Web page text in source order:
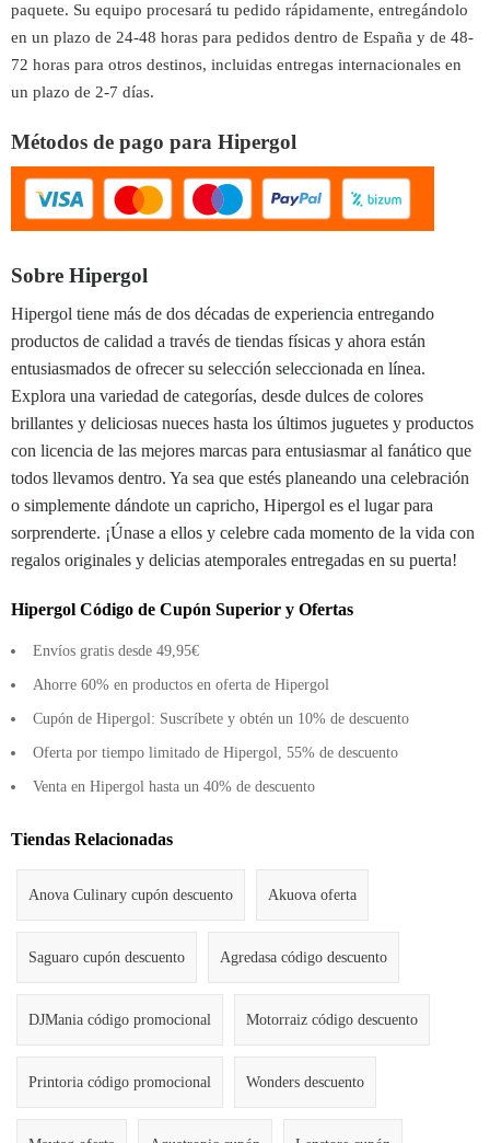
paquete. Su equipo procesará tu pedido rápidamente, entregándolo
en un plazo de 24-48 horas para pedidos dentro de España y de 48-
72 horas para otros destinos, incluidas entregas internacionales en
un plazo de 2-7 días.
Métodos de pago para Hipergol
Sobre Hipergol
Hipergol tiene más de dos décadas de experiencia entregando
productos de calidad a través de tiendas físicas y ahora están
entusiasmados de ofrecer su selección seleccionada en línea.
Explora una variedad de categorías, desde dulces de colores
brillantes y deliciosas nueces hasta los últimos juguetes y productos
con licencia de las mejores marcas para entusiasmar al fanático que
todos llevamos dentro. Ya sea que estés planeando una celebración
o simplemente dándote un capricho, Hipergol es el lugar para
sorprenderte. ¡Únase a ellos y celebre cada momento de la vida con
regalos originales y delicias atemporales entregadas en su puerta!
Hipergol Código de Cupón Superior y Ofertas
Envíos gratis desde 49,95€
Ahorre 60% en productos en oferta de Hipergol
Cupón de Hipergol: Suscríbete y obtén un 10% de descuento
Oferta por tiempo limitado de Hipergol, 55% de descuento
Venta en Hipergol hasta un 40% de descuento
Tiendas Relacionadas
Anova Culinary cupón descuento Akuova oferta
Saguaro cupón descuento Agredasa código descuento
DJMania código promocional Motorraiz código descuento
Printoria código promocional Wonders descuento